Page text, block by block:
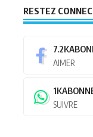
RESTEZ
7.2K
AIMER
1K
SUIVRE